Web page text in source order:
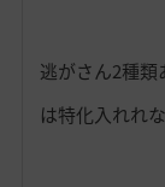
逃がさん2種
は特化入れれ